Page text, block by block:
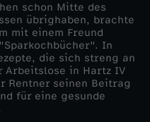
schon Mitte des
übrighaben, brachte
mit einem Freund
In
die sich streng an
Arbeitslose in Hartz IV
Rentner seinen Beitrag
für eine gesunde